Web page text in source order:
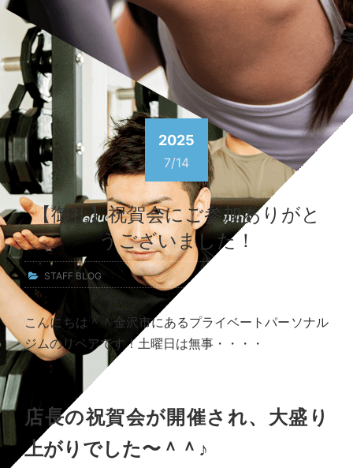
2025
7/14
【御礼】祝賀会にご参加ありがと
うございました！
STAFF BLOG
こんにちは＾＾金沢市にあるプライベートパーソナル
ジムのリペアです！土曜日は無事・・・・
店長の祝賀会が開催され、大盛り
上がりでした〜＾＾♪